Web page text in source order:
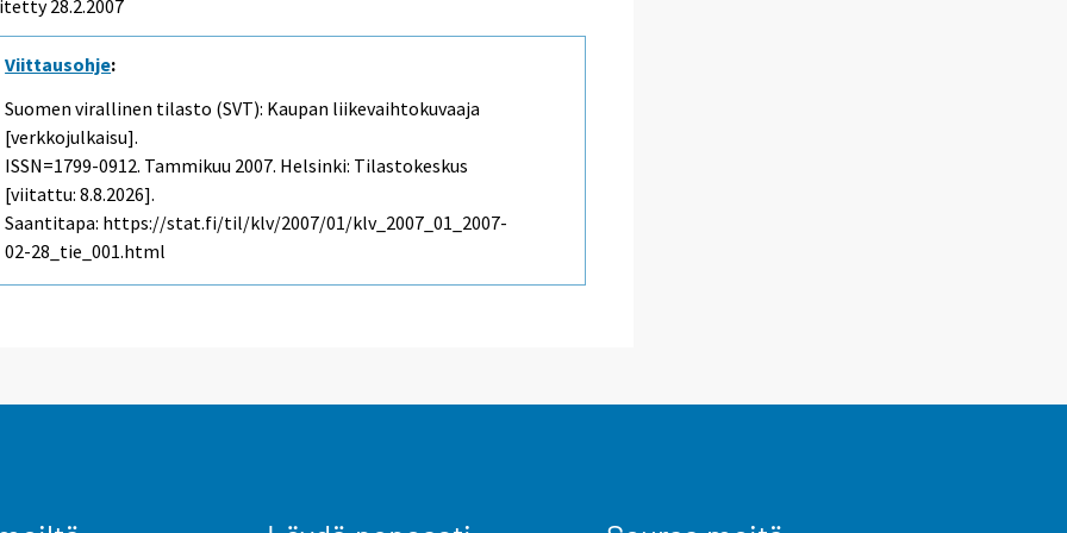
28.2.2007
Viittausohje:
Suomen virallinen tilasto (SVT): Kaupan liikevaihtokuvaaja
[verkkojulkaisu].
ISSN=1799-0912. Tammikuu 2007. Helsinki: Tilastokeskus
[viitattu: 8.8.2026].
Saantitapa: https://stat.fi/til/klv/2007/01/klv_2007_01_2007-
02-28_tie_001.html